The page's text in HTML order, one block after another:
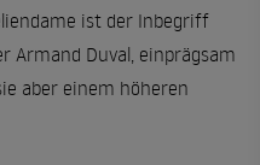
ist der Inbegriff
Armand Duval, einprägsam
aber einem höheren